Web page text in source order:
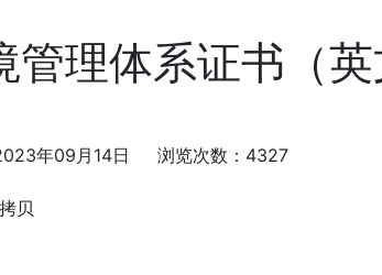
理体系证书（英
年09月14日 浏览次数：4327